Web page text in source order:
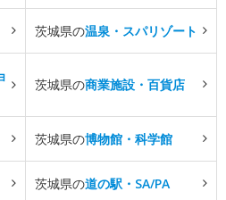
茨城県の温泉・スパリゾート
茨城県の商業施設・百貨店
茨城県の博物館・科学館
茨城県の道の駅・SA/PA